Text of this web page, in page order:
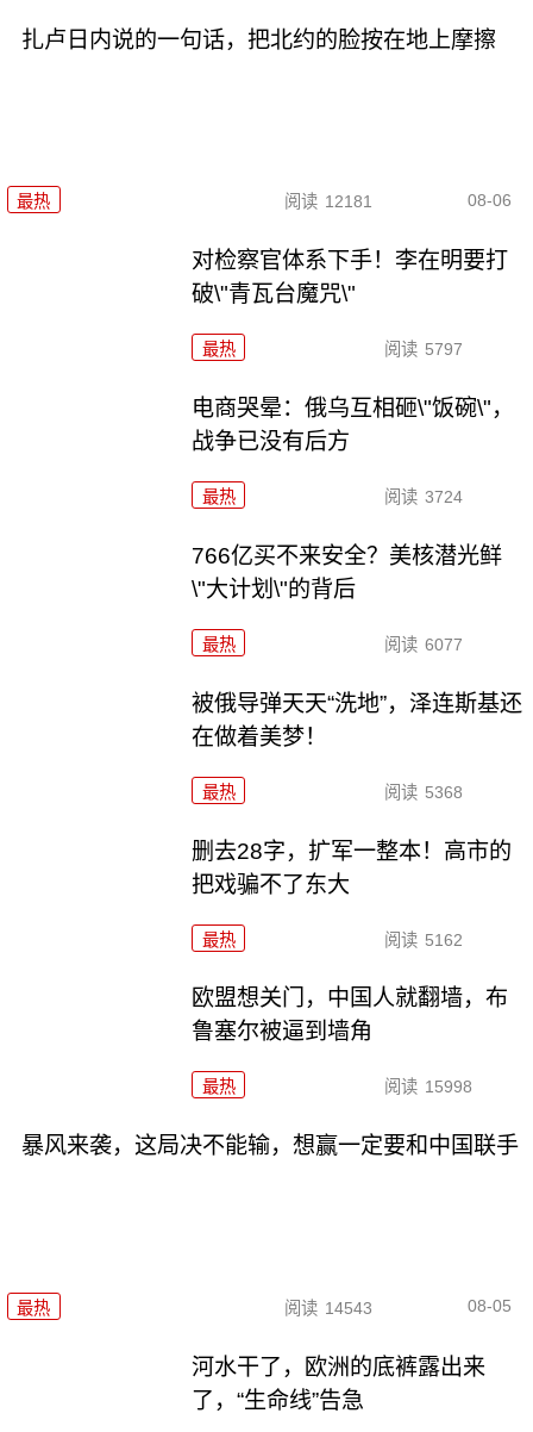
扎卢日内说的一句话，把北约的脸按在地上摩擦
最热 阅读 12181 08-06
对检察官体系下手！李在明要打
破\"青瓦台魔咒\"
最热 阅读 5797
电商哭晕：俄乌互相砸\"饭碗\"，
战争已没有后方
最热 阅读 3724
766亿买不来安全？美核潜光鲜
\"大计划\"的背后
最热 阅读 6077
被俄导弹天天“洗地”，泽连斯基还
在做着美梦！
最热 阅读 5368
删去28字，扩军一整本！高市的
把戏骗不了东大
最热 阅读 5162
欧盟想关门，中国人就翻墙，布
鲁塞尔被逼到墙角
最热 阅读 15998
暴风来袭，这局决不能输，想赢一定要和中国联手
最热 阅读 14543 08-05
河水干了，欧洲的底裤露出来
了，“生命线”告急